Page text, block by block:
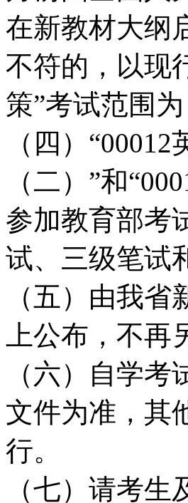
在新教材大纲
不符的，以现
策”考试范围
（四）
（二）”和
参加教育部考
试、三级笔试
（五）由我
上公布，不再
（六）自学
文件为准，其
行。
（七）请考